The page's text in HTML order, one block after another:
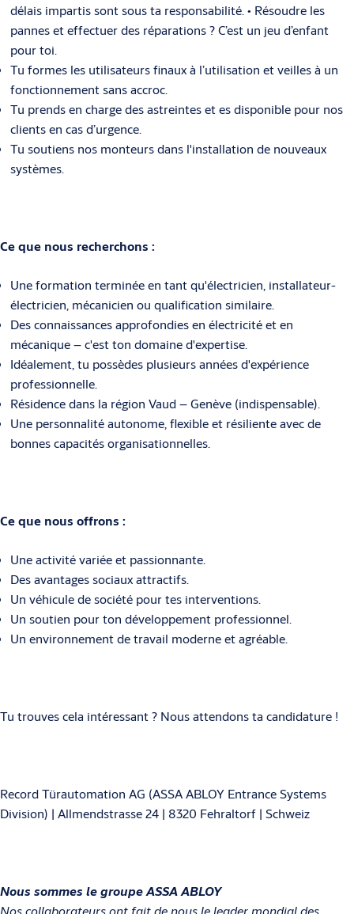
délais impartis sont sous ta responsabilité. • Résoudre les
pannes et effectuer des réparations ? C’est un jeu d’enfant
pour toi.
Tu formes les utilisateurs finaux à l’utilisation et veilles à un
fonctionnement sans accroc.
Tu prends en charge des astreintes et es disponible pour nos
clients en cas d’urgence.
Tu soutiens nos monteurs dans l'installation de nouveaux
systèmes.
Ce que nous recherchons :
Une formation terminée en tant qu'électricien, installateur-
électricien, mécanicien ou qualification similaire.
Des connaissances approfondies en électricité et en
mécanique – c'est ton domaine d'expertise.
Idéalement, tu possèdes plusieurs années d'expérience
professionnelle.
Résidence dans la région Vaud – Genève (indispensable).
Une personnalité autonome, flexible et résiliente avec de
bonnes capacités organisationnelles.
Ce que nous offrons :
Une activité variée et passionnante.
Des avantages sociaux attractifs.
Un véhicule de société pour tes interventions.
Un soutien pour ton développement professionnel.
Un environnement de travail moderne et agréable.
Tu trouves cela intéressant ? Nous attendons ta candidature !
Record Türautomation AG (ASSA ABLOY Entrance Systems
Division) | Allmendstrasse 24 | 8320 Fehraltorf | Schweiz
Nous sommes le groupe ASSA ABLOY